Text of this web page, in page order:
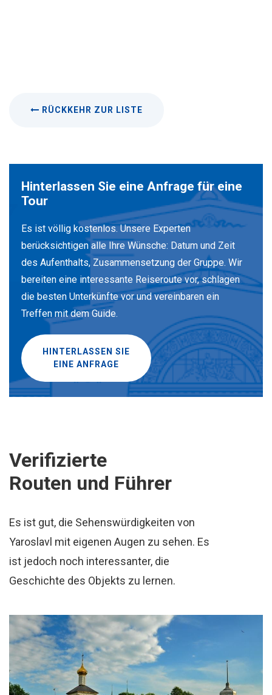
RÜCKKEHR ZUR LISTE
Hinterlassen Sie eine Anfrage für eine
Tour
Es ist völlig kostenlos. Unsere Experten
berücksichtigen alle Ihre Wünsche: Datum und Zeit
des Aufenthalts, Zusammensetzung der Gruppe. Wir
bereiten eine interessante Reiseroute vor, schlagen
die besten Unterkünfte vor und vereinbaren ein
Treffen mit dem Guide.
HINTERLASSEN SIE
EINE ANFRAGE
Verifizierte
Routen und Führer
Es ist gut, die Sehenswürdigkeiten von
Yaroslavl mit eigenen Augen zu sehen. Es
ist jedoch noch interessanter, die
Geschichte des Objekts zu lernen.